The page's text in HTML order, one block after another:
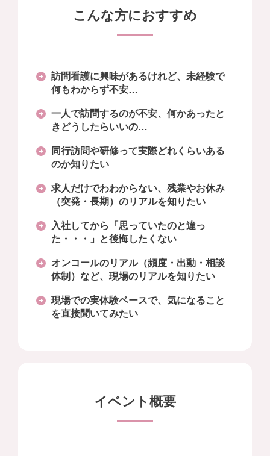
こんな方におすすめ
訪問看護に興味があるけれど、未経験で
何もわからず不安…
一人で訪問するのが不安、何かあったと
きどうしたらいいの…
同行訪問や研修って実際どれくらいある
のか知りたい
求人だけでわわからない、残業やお休み
（突発・長期）のリアルを知りたい
入社してから「思っていたのと違っ
た・・・」と後悔したくない
オンコールのリアル（頻度・出動・相談
体制）など、現場のリアルを知りたい
現場での実体験ベースで、気になること
を直接聞いてみたい
イベント概要